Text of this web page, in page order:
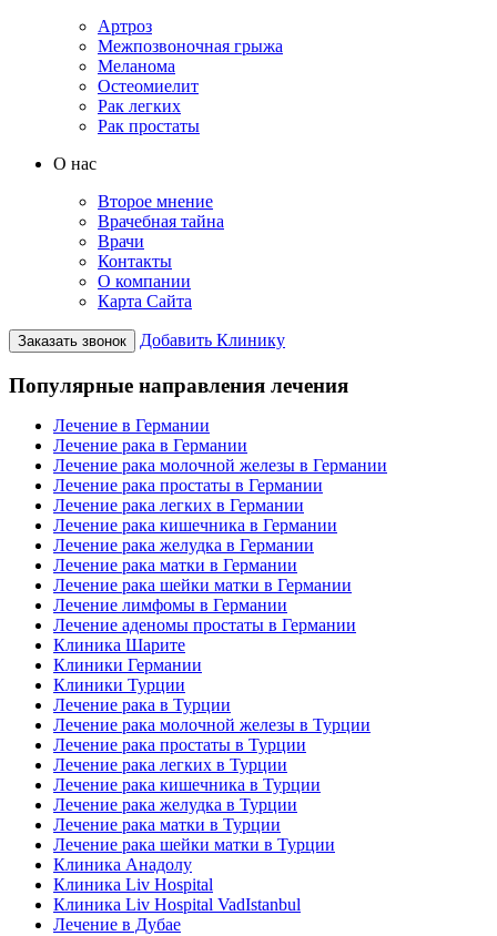
Артроз
Межпозвоночная грыжа
Меланома
Остеомиелит
Рак легких
Рак простаты
О нас
Второе мнение
Врачебная тайна
Врачи
Контакты
О компании
Карта Сайта
Заказать звонок Добавить Клинику
Популярные направления лечения
Лечение в Германии
Лечение рака в Германии
Лечение рака молочной железы в Германии
Лечение рака простаты в Германии
Лечение рака легких в Германии
Лечение рака кишечника в Германии
Лечение рака желудка в Германии
Лечение рака матки в Германии
Лечение рака шейки матки в Германии
Лечение лимфомы в Германии
Лечение аденомы простаты в Германии
Клиника Шарите
Клиники Германии
Клиники Турции
Лечение рака в Турции
Лечение рака молочной железы в Турции
Лечение рака простаты в Турции
Лечение рака легких в Турции
Лечение рака кишечника в Турции
Лечение рака желудка в Турции
Лечение рака матки в Турции
Лечение рака шейки матки в Турции
Клиника Анадолу
Клиника Liv Hospital
Клиника Liv Hospital VadIstanbul
Лечение в Дубае